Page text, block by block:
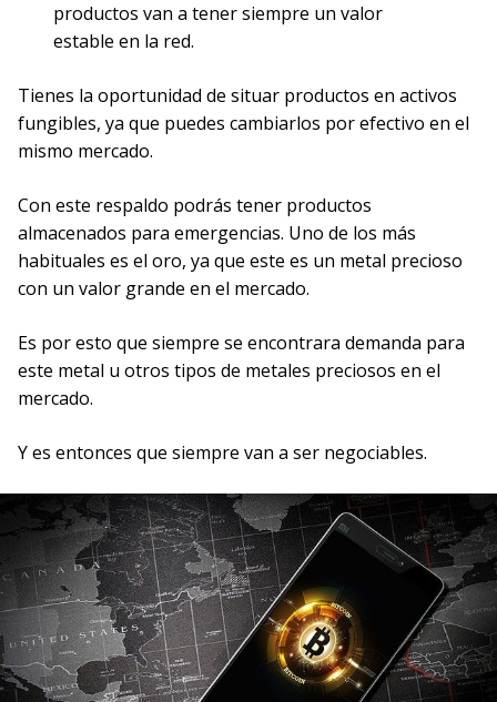
productos van a tener siempre un valor
estable en la red.
Tienes la oportunidad de situar productos en activos
fungibles, ya que puedes cambiarlos por efectivo en el
mismo mercado.
Con este respaldo podrás tener productos
almacenados para emergencias. Uno de los más
habituales es el oro, ya que este es un metal precioso
con un valor grande en el mercado.
Es por esto que siempre se encontrara demanda para
este metal u otros tipos de metales preciosos en el
mercado.
Y es entonces que siempre van a ser negociables.